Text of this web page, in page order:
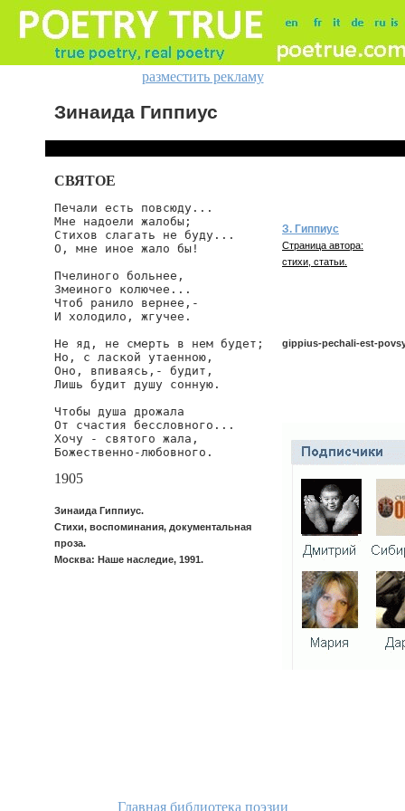
разместить рекламу
Зинаида Гиппиус
СВЯТОЕ
Печали есть повсюду...
Мне надоели жалобы;
Стихов слагать не буду...
О, мне иное жало бы!
Пчелиного больнее,
Змеиного колючее...
Чтоб ранило вернее,-
И холодило, жгучее.
Не яд, не смерть в нем будет;
Но, с лаской утаенною,
Оно, впиваясь,- будит,
Лишь будит душу сонную.
Чтобы душа дрожала
От счастия бессловного...
Хочу - святого жала,
Божественно-любовного.
1905
Зинаида Гиппиус.
Стихи, воспоминания, документальная
проза.
Москва: Наше наследие, 1991.
З. Гиппиус
Страница автора:
стихи, статьи.
gippius-pechali-est-
Главная библиотека поэзии